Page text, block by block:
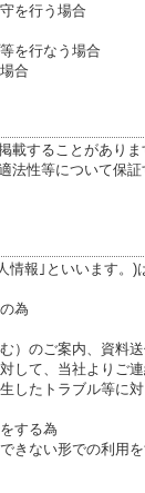
を行う場合
を行なう場合
合
載することがあり
法性等について保
報｣といいます。)
為
）のご案内、資料
して、当社よりご
したトラブル等に
する為
きない形での利用